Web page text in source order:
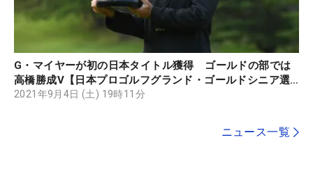
G・マイヤーが初の日本タイトル獲得 ゴールドの部では
高橋勝成V【日本プロゴルフグランド・ゴールドシニア選
手権】
2021年9月4日 (土) 19時11分
ニュース一覧